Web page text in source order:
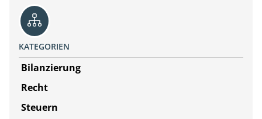
KATEGORIEN
Bilanzierung
Recht
Steuern